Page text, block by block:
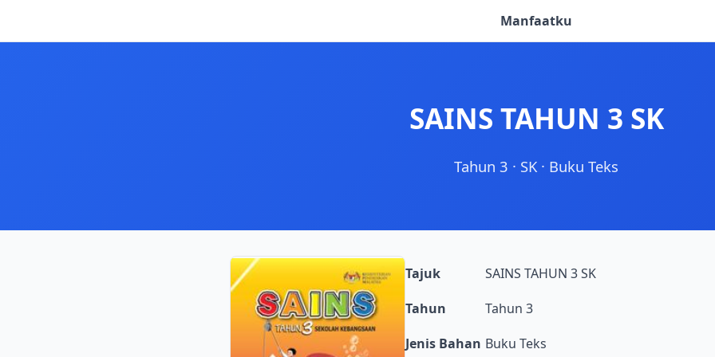
Manfaatku
SAINS TAHUN 3 SK
Tahun 3 · SK · Buku Teks
Tajuk
SAINS TAHUN 3 SK
Tahun
Tahun 3
Jenis Bahan Buku Teks